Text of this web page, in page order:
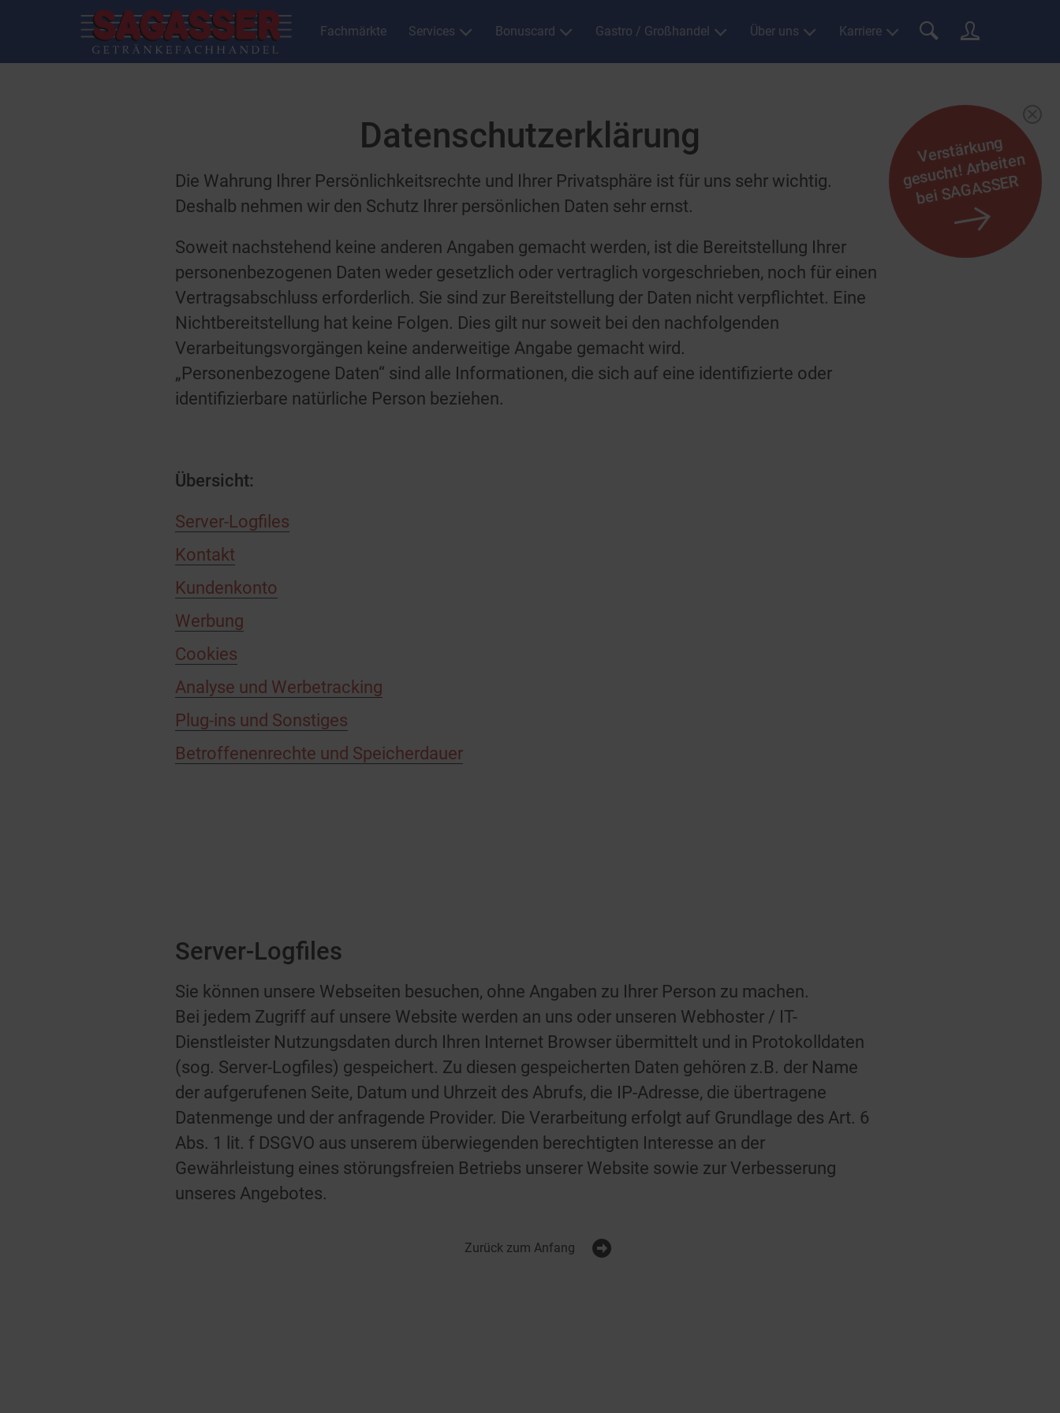
Fachmärkte Services Bonuscard Gastro / Großhandel Über uns Karriere
Verstärkung
gesucht!
Arbeiten
bei
S
A
G
A
S
SE
R
Datenschutzerklärung
Die Wahrung Ihrer Persönlichkeitsrechte und Ihrer Privatsphäre ist für uns sehr wichtig.
Deshalb nehmen wir den Schutz Ihrer persönlichen Daten sehr ernst.
Soweit nachstehend keine anderen Angaben gemacht werden, ist die Bereitstellung Ihrer
personenbezogenen Daten weder gesetzlich oder vertraglich vorgeschrieben, noch für einen
Vertragsabschluss erforderlich. Sie sind zur Bereitstellung der Daten nicht verpflichtet. Eine
Nichtbereitstellung hat keine Folgen. Dies gilt nur soweit bei den nachfolgenden
Verarbeitungsvorgängen keine anderweitige Angabe gemacht wird.
„Personenbezogene Daten“ sind alle Informationen, die sich auf eine identifizierte oder
identifizierbare natürliche Person beziehen.
Übersicht:
Server-Logfiles
Kontakt
Kundenkonto
Werbung
Cookies
Analyse und Werbetracking
Plug-ins und Sonstiges
Betroffenenrechte und Speicherdauer
Server-Logfiles
Sie können unsere Webseiten besuchen, ohne Angaben zu Ihrer Person zu machen.
Bei jedem Zugriff auf unsere Website werden an uns oder unseren Webhoster / IT-
Dienstleister Nutzungsdaten durch Ihren Internet Browser übermittelt und in Protokolldaten
(sog. Server-Logfiles) gespeichert. Zu diesen gespeicherten Daten gehören z.B. der Name
der aufgerufenen Seite, Datum und Uhrzeit des Abrufs, die IP-Adresse, die übertragene
Datenmenge und der anfragende Provider. Die Verarbeitung erfolgt auf Grundlage des Art. 6
Abs. 1 lit. f DSGVO aus unserem überwiegenden berechtigten Interesse an der
Gewährleistung eines störungsfreien Betriebs unserer Website sowie zur Verbesserung
unseres Angebotes.
Zurück zum Anfang